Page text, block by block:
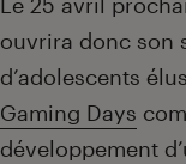
ouvrira donc son
d’adolescents
Gaming Days
développement